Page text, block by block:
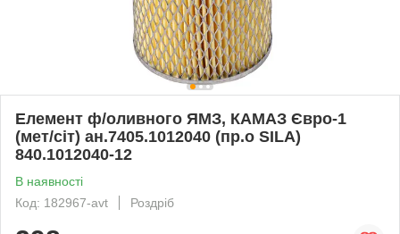
Елемент ф/оливного ЯМЗ, КАМАЗ Євро-1
(мет/сіт) ан.7405.1012040 (пр.о SILA)
840.1012040-12
В наявності
Код: 182967-avt
Роздріб